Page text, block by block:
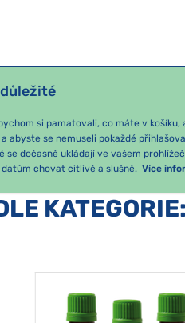
si pamatovali, co máte v
abyste se nemuseli pokaždé
dočasně ukládají ve vašem
datům chovat citlivě a slušně. Více
SEZÓNNÍ BALÍČKY
KATEGORIE: